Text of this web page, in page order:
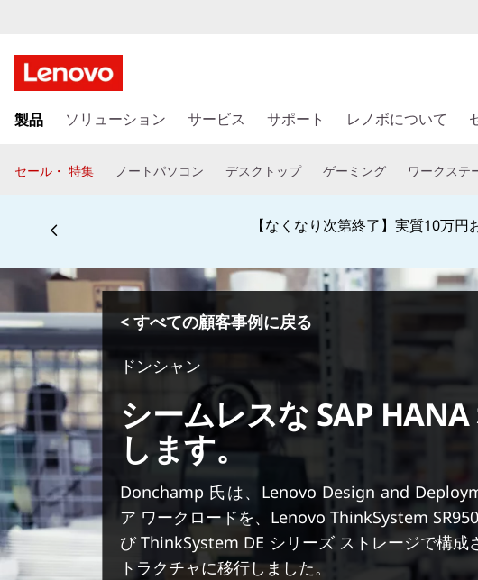
イ
コ
ン
に
ス
キ
ッ
プ
す
る
製品 ソリューション サービス サポート レノボについて
セール・ 特集 ノートパソコン デスクトップ ゲーミング ワークステ
【なくなり次第終了】実質10万
< すべての顧客事例に戻る
ドンシャン
シームレスな SAP
します。
Donchamp 氏は、Lenovo Design and
ア ワークロードを、Lenovo ThinkSystem
び ThinkSystem DE シリーズ ストレージで構成
トラクチャに移行しました。